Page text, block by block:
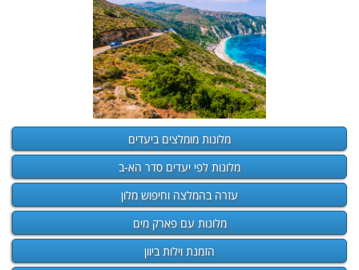
מלונות מומלצים ביעדים
מלונות לפי יעדים סדר הא-ב
עזרה בהמלצה וחיפוש מלון
מלונות עם פארק מים
הזמנת וילות ביוון